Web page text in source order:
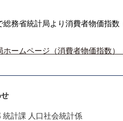
総務省統計局より消費者物価指数
ホームページ（消費者物価指数）
統計課 人口社会統計係